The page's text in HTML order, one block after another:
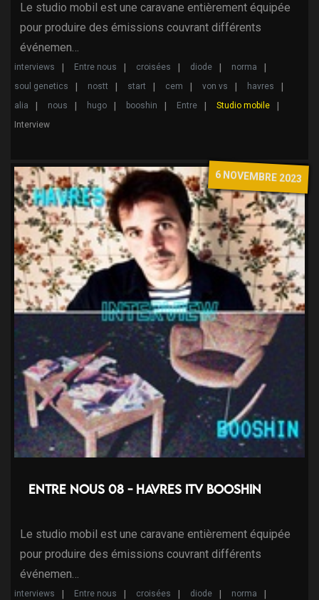
Le studio mobil est une caravane entièrement équipée
pour produire des émissions couvrant différents
événemen…
interviews Entre nous croisées diode
norma
soul genetics
nostt start cem von vs
havres
alia
nous hugo booshin Entre
Studio mobile
Interview
6 NOVEMBRE 2023
Entre nous 08 - Havres ITV Booshin
Le studio mobil est une caravane entièrement équipée
pour produire des émissions couvrant différents
événemen…
interviews Entre nous croisées diode
norma